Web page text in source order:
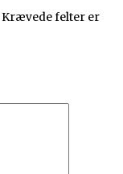
Krævede felter er